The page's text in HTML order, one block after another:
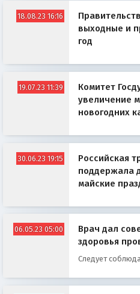
18.08.23 16:16
выходные и
год
19.07.23 11:39
Комитет
увеличение
новогодних
30.06.23 19:15
Российская
поддержала
майские
06.05.23 05:00
Врач дал
здоровья
Следует